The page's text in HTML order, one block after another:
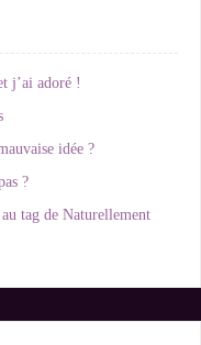
j’ai adoré !
idée ?
?
tag de Naturellement